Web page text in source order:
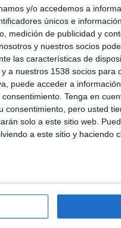
y/o accedemos a
únicos e
medición de publicidad y
y nuestros socios
las características de
a nuestros 1538 socios para
puede acceder a
Tenga en
consentimiento, pero usted
solo a este sitio web.
a este sitio y haciendo